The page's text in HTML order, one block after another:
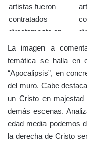
La imagen a
temática se halla en
“Apocalipsis”, en
del muro. Cabe
un Cristo en
demás escenas.
edad media podemos
la derecha de Cristo